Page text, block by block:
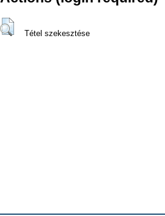
Tétel szekesztése